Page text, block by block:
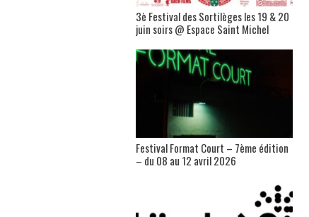
3è Festival des Sortilèges les 19 & 20
juin soirs @ Espace Saint Michel
Festival Format Court – 7ème édition
– du 08 au 12 avril 2026